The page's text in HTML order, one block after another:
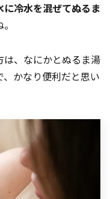
に冷水を混ぜてぬるま
、なにかとぬるま湯
かなり便利だと思い